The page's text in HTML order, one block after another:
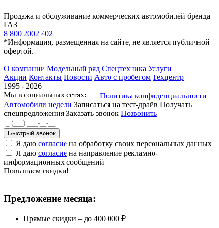
Продажа и обслуживание коммерческих автомобилей бренда
ГАЗ
8 800 2002 402
*Информация, размещенная на сайте, не является публичной
офертой.
О компании Модельный ряд Спецтехника Услуги
Акции Контакты Новости Авто с пробегом Техцентр
1995 - 2026
Мы в социальных сетях:
Политика конфиденциальности
Автомобили недели Записаться на тест-драйв Получать
спецпредложения Заказать звонок Позвонить
Быстрый звонок
Я даю согласие на обработку своих персональных данных
Я даю согласие на направление рекламно-
информационных сообщений
Повышаем скидки!
Предложение месяца:
Прямые скидки – до 400 000 ₽